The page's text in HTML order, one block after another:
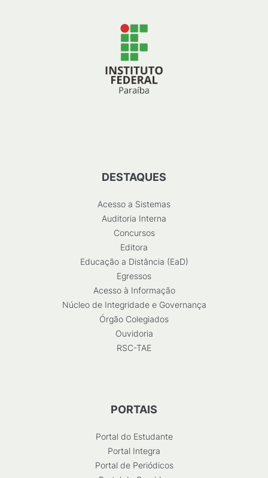
DESTAQUES
Acesso a Sistemas
Auditoria Interna
Concursos
Editora
Educação a Distância (EaD)
Egressos
Acesso à Informação
Núcleo de Integridade e Governança
Órgão Colegiados
Ouvidoria
RSC-TAE
PORTAIS
Portal do Estudante
Portal Integra
Portal de Periódicos